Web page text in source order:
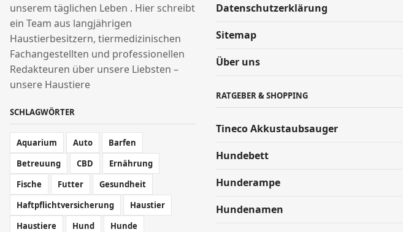
unserem täglichen Leben . Hier schreibt
ein Team aus langjährigen
Haustierbesitzern, tiermedizinischen
Fachangestellten und professionellen
Redakteuren über unsere Liebsten –
unsere Haustiere
SCHLAGWÖRTER
Aquarium Auto
Barfen
Betreuung
CBD
Ernährung
Fische
Futter
Gesundheit
Haftpflichtversicherung
Haustier
Haustiere
Hund
Hunde
Datenschutzerklärung
Sitemap
Über uns
RATGEBER & SHOPPING
Tineco Akkustaubsauger
Hundebett
Hunderampe
Hundenamen